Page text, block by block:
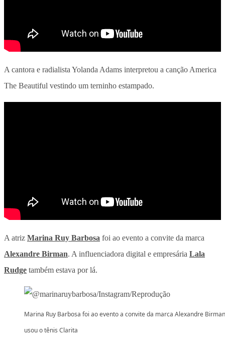
A cantora e radialista Yolanda Adams interpretou a canção America
The Beautiful vestindo um terninho estampado.
A atriz Marina Ruy Barbosa foi ao evento a convite da marca
Alexandre Birman. A influenciadora digital e empresária Lala
Rudge também estava por lá.
Marina Ruy Barbosa foi ao evento a convite da marca Alexandre
usou o tênis Clarita